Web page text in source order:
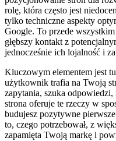
rolę, która często jest
tylko techniczne aspekty
Google. To przede
głębszy kontakt z
jednocześnie ich lojalność i
Kluczowym elementem jest
użytkownik trafia na Twoją
zapytania, szuka
strona oferuje te rzeczy w
budujesz pozytywne
to, czego potrzebował, z
zapamięta Twoją markę i